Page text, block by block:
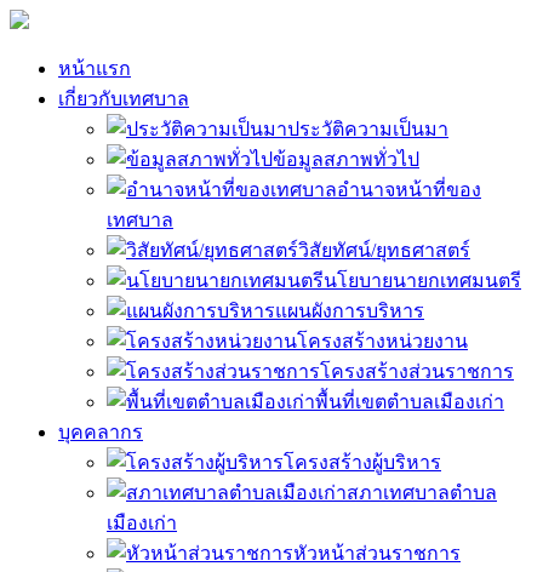
หน้าแรก
เกี่ยวกับเทศบาล
ประวัติความเป็นมา
ข้อมูลสภาพทั่วไป
อำนาจหน้าที่ของ
เทศบาล
วิสัยทัศน์/ยุทธศาสตร์
นโยบายนายกเทศมนตรี
แผนผังการบริหาร
โครงสร้างหน่วยงาน
โครงสร้างส่วนราชการ
พื้นที่เขตตำบลเมืองเก่า
บุคคลากร
โครงสร้างผู้บริหาร
สภาเทศบาลตำบล
เมืองเก่า
หัวหน้าส่วนราชการ